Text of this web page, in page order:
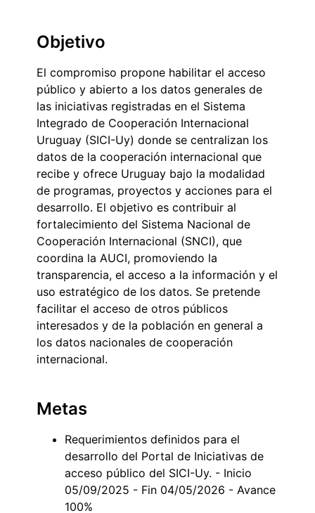
Objetivo
El compromiso propone habilitar el acceso
público y abierto a los datos generales de
las iniciativas registradas en el Sistema
Integrado de Cooperación Internacional
Uruguay (SICI-Uy) donde se centralizan los
datos de la cooperación internacional que
recibe y ofrece Uruguay bajo la modalidad
de programas, proyectos y acciones para el
desarrollo. El objetivo es contribuir al
fortalecimiento del Sistema Nacional de
Cooperación Internacional (SNCI), que
coordina la AUCI, promoviendo la
transparencia, el acceso a la información y el
uso estratégico de los datos. Se pretende
facilitar el acceso de otros públicos
interesados y de la población en general a
los datos nacionales de cooperación
internacional.
Metas
Requerimientos definidos para el
desarrollo del Portal de Iniciativas de
acceso público del SICI-Uy. - Inicio
05/09/2025 - Fin 04/05/2026 - Avance
100%